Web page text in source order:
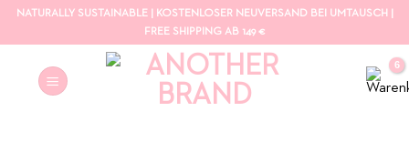
ZumNATURALLY SUSTAINABLE | KOSTENLOSER NEUVERSAND BEI UMTAUSCH |
FREE SHIPPING AB 149 €